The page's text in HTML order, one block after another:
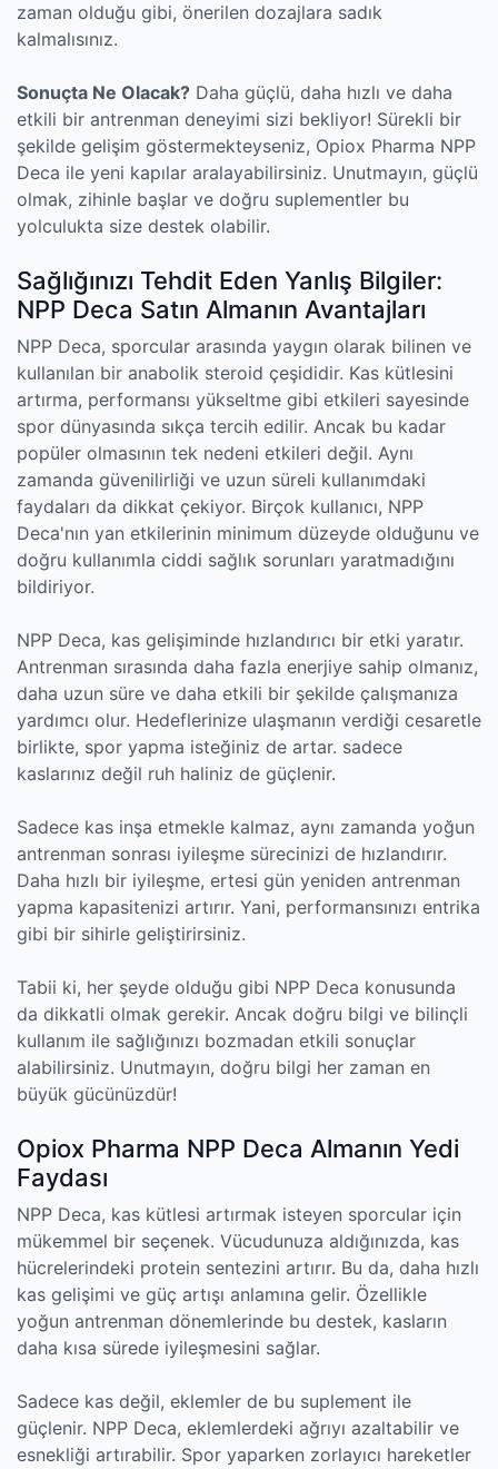
zaman olduğu gibi, önerilen dozajlara sadık
kalmalısınız.
Sonuçta Ne Olacak? Daha güçlü, daha hızlı ve daha
etkili bir antrenman deneyimi sizi bekliyor! Sürekli bir
şekilde gelişim göstermekteyseniz, Opiox Pharma NPP
Deca ile yeni kapılar aralayabilirsiniz. Unutmayın, güçlü
olmak, zihinle başlar ve doğru suplementler bu
yolculukta size destek olabilir.
Sağlığınızı Tehdit Eden Yanlış Bilgiler:
NPP Deca Satın Almanın Avantajları
NPP Deca, sporcular arasında yaygın olarak bilinen ve
kullanılan bir anabolik steroid çeşididir. Kas kütlesini
artırma, performansı yükseltme gibi etkileri sayesinde
spor dünyasında sıkça tercih edilir. Ancak bu kadar
popüler olmasının tek nedeni etkileri değil. Aynı
zamanda güvenilirliği ve uzun süreli kullanımdaki
faydaları da dikkat çekiyor. Birçok kullanıcı, NPP
Deca'nın yan etkilerinin minimum düzeyde olduğunu ve
doğru kullanımla ciddi sağlık sorunları yaratmadığını
bildiriyor.
NPP Deca, kas gelişiminde hızlandırıcı bir etki yaratır.
Antrenman sırasında daha fazla enerjiye sahip olmanız,
daha uzun süre ve daha etkili bir şekilde çalışmanıza
yardımcı olur. Hedeflerinize ulaşmanın verdiği cesaretle
birlikte, spor yapma isteğiniz de artar. sadece
kaslarınız değil ruh haliniz de güçlenir.
Sadece kas inşa etmekle kalmaz, aynı zamanda yoğun
antrenman sonrası iyileşme sürecinizi de hızlandırır.
Daha hızlı bir iyileşme, ertesi gün yeniden antrenman
yapma kapasitenizi artırır. Yani, performansınızı entrika
gibi bir sihirle geliştirirsiniz.
Tabii ki, her şeyde olduğu gibi NPP Deca konusunda
da dikkatli olmak gerekir. Ancak doğru bilgi ve bilinçli
kullanım ile sağlığınızı bozmadan etkili sonuçlar
alabilirsiniz. Unutmayın, doğru bilgi her zaman en
büyük gücünüzdür!
Opiox Pharma NPP Deca Almanın Yedi
Faydası
NPP Deca, kas kütlesi artırmak isteyen sporcular için
mükemmel bir seçenek. Vücudunuza aldığınızda, kas
hücrelerindeki protein sentezini artırır. Bu da, daha hızlı
kas gelişimi ve güç artışı anlamına gelir. Özellikle
yoğun antrenman dönemlerinde bu destek, kasların
daha kısa sürede iyileşmesini sağlar.
Sadece kas değil, eklemler de bu suplement ile
güçlenir. NPP Deca, eklemlerdeki ağrıyı azaltabilir ve
esnekliği artırabilir. Spor yaparken zorlayıcı hareketler